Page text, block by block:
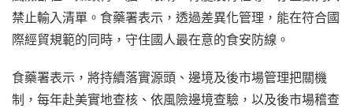
禁止輸入清單。食藥署表示，透過差異化管理，能在符合國
際經貿規範的同時，守住國人最在意的食安防線。
食藥署表示，將持續落實源頭、邊境及後市場管理把關機
制，每年赴美實地查核、依風險邊境查驗，以及後市場稽查